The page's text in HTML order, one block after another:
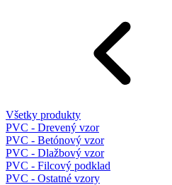
Všetky produkty
PVC - Drevený vzor
PVC - Betónový vzor
PVC - Dlažbový vzor
PVC - Filcový podklad
PVC - Ostatné vzory